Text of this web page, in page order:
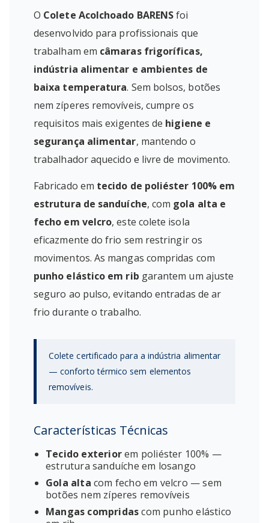
O Colete Acolchoado BARENSfoi
desenvolvido para profissionais que
trabalham em câmaras frigoríficas,
indústria alimentar e ambientes de
baixa temperatura. Sem bolsos, botões
nem zíperes removíveis, cumpre os
requisitos mais exigentes de higiene e
segurança alimentar, mantendo o
trabalhador aquecido e livre de movimento.
Fabricado em tecido de poliéster 100% em
estrutura de sanduíche, com gola alta e
fecho em velcro, este colete isola
eficazmente do frio sem restringir os
movimentos. As mangas compridas com
punho elástico em rib garantem um ajuste
seguro ao pulso, evitando entradas de ar
frio durante o trabalho.
Colete certificado para a indústria alimentar
— conforto térmico sem elementos
removíveis.
Características Técnicas
Tecido exteriorem poliéster 100% —
estrutura sanduíche em losango
Gola alta com fecho em velcro — sem
botões nem zíperes removíveis
Mangas compridascom punho elástico